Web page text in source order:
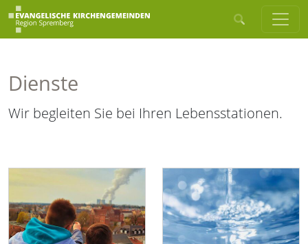
Dienste
Wir begleiten Sie bei Ihren Lebensstationen.